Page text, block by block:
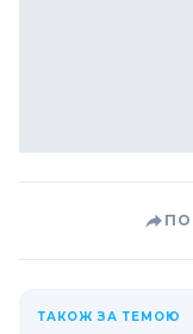
ТАКОЖ ЗА ТЕМОЮ